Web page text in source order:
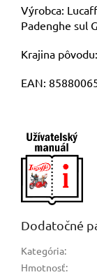
Výrobca:
Padenghe sul
Krajina
EAN:
Dodatočné
Kategória:
Hmotnosť: